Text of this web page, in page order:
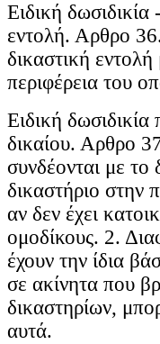
Ειδική δωσιδικία
εντολή. Αρθρο 36.
δικαστική
περιφέρεια του
Ειδική
δικαίου. Αρθρο
συνδέονται με το
δικαστήριο στην
αν δεν έχει
ομοδίκους. 2.
έχουν την ίδια
σε ακίνητα που
δικαστηρίων,
αυτά.